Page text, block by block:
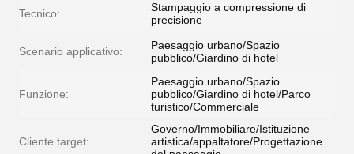
Tecnico:
Stampaggio a compressione di
precisione
Scenario applicativo:
Paesaggio urbano/Spazio
pubblico/Giardino di hotel
Funzione:
Paesaggio urbano/Spazio
pubblico/Giardino di hotel/Parco
turistico/Commerciale
Cliente target:
Governo/Immobiliare/Istituzione
artistica/appaltatore/Progettazione